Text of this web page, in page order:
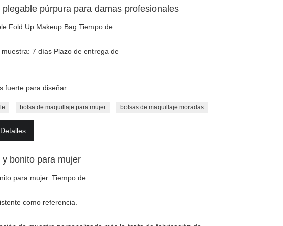
púrpura para damas profesionales
Fold Up Makeup Bag Tiempo de
7 días Plazo de entrega de
fuerte para diseñar.
bolsa de maquillaje para mujer bolsas de maquillaje moradas
Detalles
bonito para mujer
para mujer. Tiempo de
como referencia.